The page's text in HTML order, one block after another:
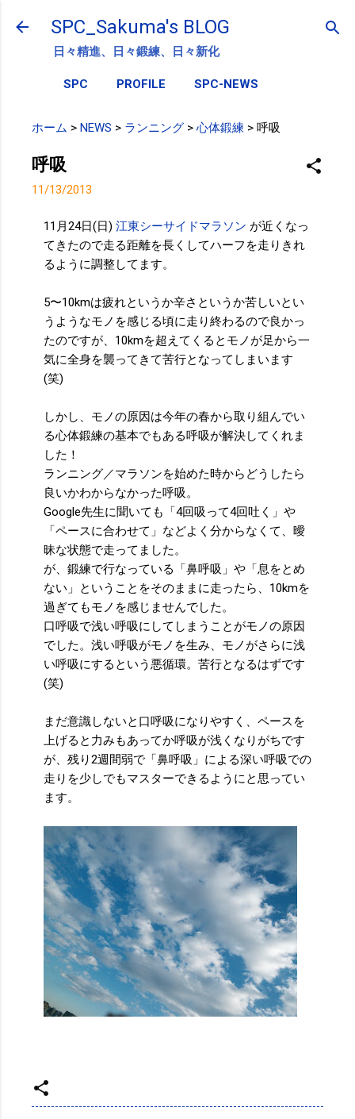
スキップしてメイン コンテンツに移動
SPC_Sakuma's BLOG
日々精進、日々鍛練、日々新化
SPC PROFILE SPC-NEWS
ホーム > NEWS > ランニング > 心体鍛練 > 呼吸
呼吸
11/13/2013
11月24日(日) 江東シーサイドマラソン が近くなっ
てきたので走る距離を長くしてハーフを走りきれ
るように調整してます。
5〜10kmは疲れというか辛さというか苦しいとい
うようなモノを感じる頃に走り終わるので良かっ
たのですが、10kmを超えてくるとモノが足から一
気に全身を襲ってきて苦行となってしまいます
(笑)
しかし、モノの原因は今年の春から取り組んでい
る心体鍛練の基本でもある呼吸が解決してくれま
した！
ランニング／マラソンを始めた時からどうしたら
良いかわからなかった呼吸。
Google先生に聞いても「4回吸って4回吐く」や
「ペースに合わせて」などよく分からなくて、曖
昧な状態で走ってました。
が、鍛練で行なっている「鼻呼吸」や「息をとめ
ない」ということをそのままに走ったら、10kmを
過ぎてもモノを感じませんでした。
口呼吸で浅い呼吸にしてしまうことがモノの原因
でした。浅い呼吸がモノを生み、モノがさらに浅
い呼吸にするという悪循環。苦行となるはずです
(笑)
まだ意識しないと口呼吸になりやすく、ペースを
上げると力みもあってか呼吸が浅くなりがちです
が、残り2週間弱で「鼻呼吸」による深い呼吸での
走りを少しでもマスターできるようにと思ってい
ます。